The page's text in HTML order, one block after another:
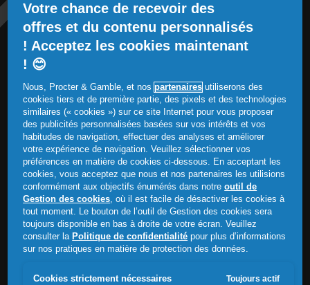
SOUTENEZ VOTRE ENFANT
N’oubliez jamais que ce n’est pas sa faute. Les enfants se
développent à des rythmes différents et ont besoin de
soutien lorsqu’ils sont perturbés. Rassurez votre enfant et
proposez-lui de l’aide pour relever ce défi ensemble.
Votre chance de recevoir des
offres et du contenu personnalisés
! Acceptez les cookies maintenant
! 😊
Nous, Procter & Gamble, et nospartenaires utiliserons des
cookies tiers et de première partie, des pixels et des technologies
similaires (« cookies ») sur ce site Internet pour vous proposer
des publicités personnalisées basées sur vos intérêts et vos
habitudes de navigation, effectuer des analyses et améliorer
votre expérience de navigation. Veuillez sélectionner vos
préférences en matière de cookies ci-dessous. En acceptant les
cookies, vous acceptez que nous et nos partenaires les utilisions
conformément aux objectifs énumérés dans notreoutil de
Gestion des cookies, où il est facile de désactiver les cookies à
tout moment. Le bouton de l’outil de Gestion des cookies sera
toujours disponible en bas à droite de votre écran. Veuillez
consulter la Politique de confidentialité pour plus d’informations
sur nos pratiques en matière de protection des données.
Cookies strictement nécessaires Toujours actif